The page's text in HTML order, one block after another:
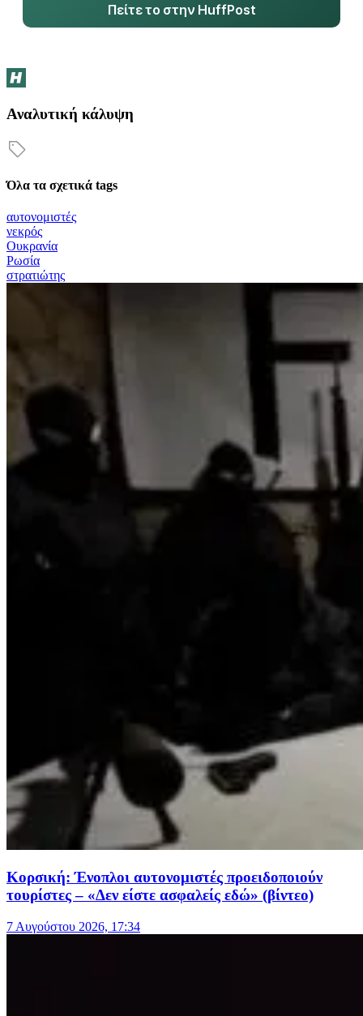
Πείτε το στην HuffPost
Αναλυτική κάλυψη
Όλα τα σχετικά tags
αυτονομιστές
νεκρός
Ουκρανία
Ρωσία
στρατιώτης
Κορσική: Ένοπλοι αυτονομιστές προειδοποιούν
τουρίστες – «Δεν είστε ασφαλείς εδώ» (βίντεο)
7 Αυγούστου 2026, 17:34